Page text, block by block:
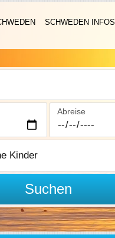
SCHWEDEN INFOS
Abreise
Suchen